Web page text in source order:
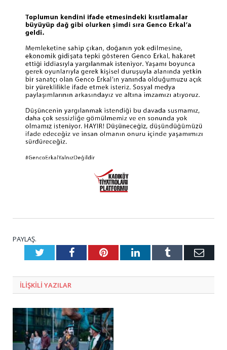
PAYLAŞ.
TwitterFacebookPinterestLinkedInTumblr E-
ILIŞKILI YAZILAR